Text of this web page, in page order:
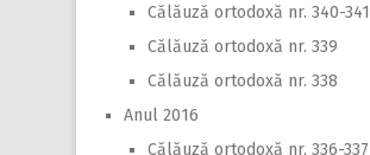
Călăuză ortodoxă nr. 340-341
Călăuză ortodoxă nr. 339
Călăuză ortodoxă nr. 338
Anul 2016
Călăuză ortodoxă nr. 336-337